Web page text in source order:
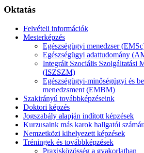
Oktatás
Felvételi információk
Mesterképzés
Egészségügyi menedzser
Egészségügyi adattudomány
Integrált Szociális Szolgáltatási
(ISZSZM)
Egészségügyi-minőségügyi és
menedzsment (EMBM)
Szakirányú továbbképzéseink
Doktori képzés
Jogszabály alapján indított képzések
Kurzusaink más karok hallgatói
Nemzetközi kihelyezett képzések
Tréningek és továbbképzések
Praxisközösség a gyakorlatban